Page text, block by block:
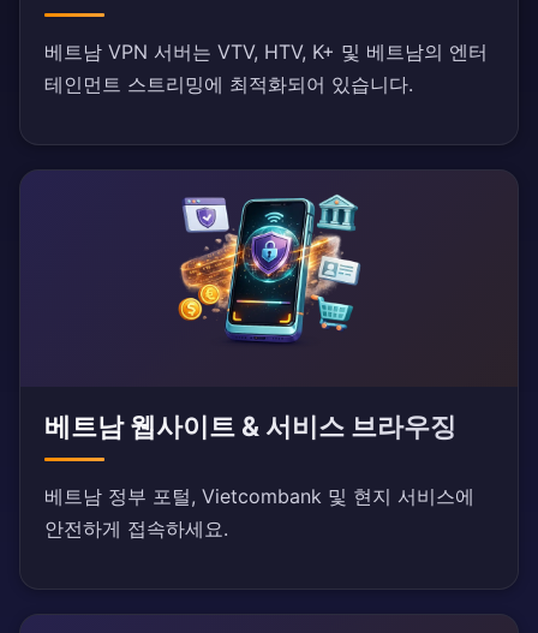
베트남 VPN 서버는 VTV, HTV, K+ 및 베트남의 엔터
테인먼트 스트리밍에 최적화되어 있습니다.
베트남 웹사이트 & 서비스 브라우징
베트남 정부 포털, Vietcombank 및 현지 서비스에
안전하게 접속하세요.